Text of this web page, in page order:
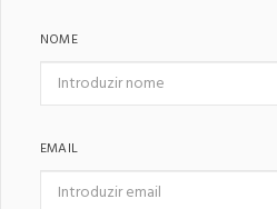
NOME
EMAIL